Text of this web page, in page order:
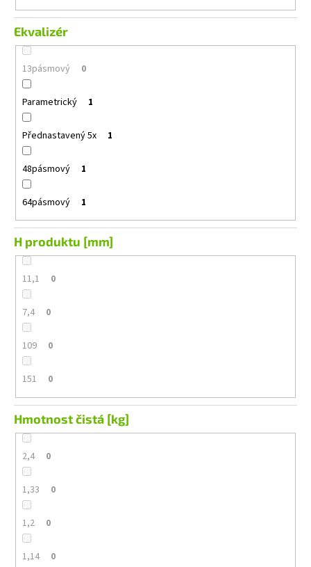
Ekvalizér
13pásmový 0
Parametrický 1
Přednastavený 5x 1
48pásmový 1
64pásmový 1
H produktu [mm]
11,1 0
7,4 0
109 0
151 0
Hmotnost čistá [kg]
2,4 0
1,33 0
1,2 0
1,14 0